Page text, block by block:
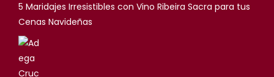
5 Maridajes Irresistibles con Vino Ribeira Sacra para tus
Cenas Navideñas